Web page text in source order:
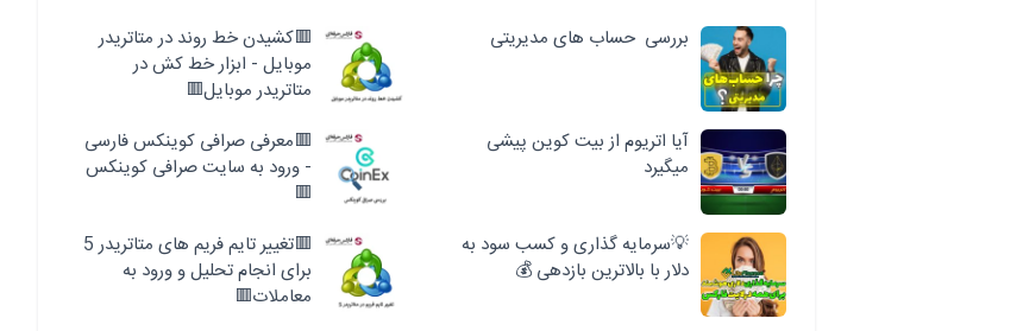
بررسی حساب های مدیریتی
🟥کشیدن خط روند در متاتریدر
موبایل - ابزار خط کش در
متاتریدر موبایل🟥
آیا اتریوم از بیت کوین پیشی
میگیرد
🟥معرفی صرافی کوینکس فارسی
- ورود به سایت صرافی کوینکس
🟥
💡سرمایه گذاری و کسب سود به
دلار با بالاترین بازدهی 💰
🟥تغییر تایم فریم های متاتریدر 5
برای انجام تحلیل و ورود به
معاملات🟥